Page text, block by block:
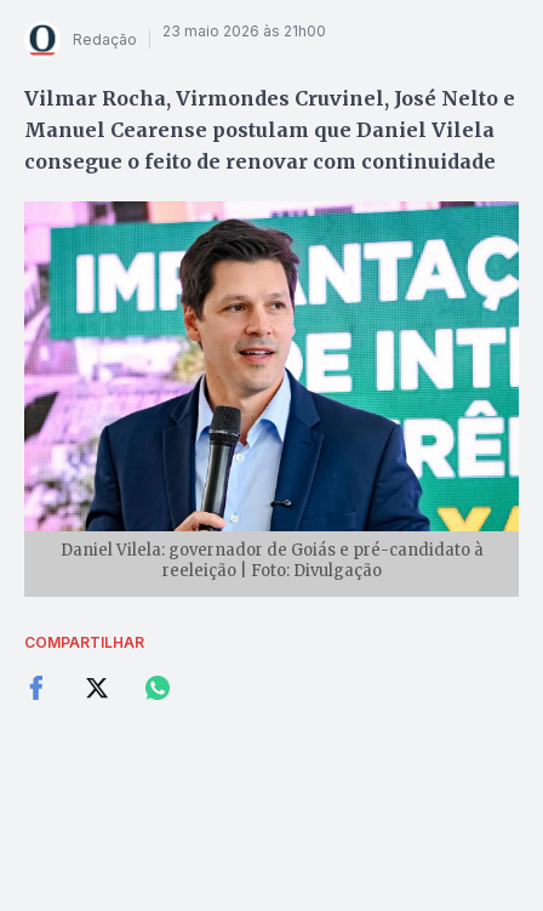
Redação 23 maio 2026 às 21h00
Vilmar Rocha, Virmondes Cruvinel, José Nelto e
Manuel Cearense postulam que Daniel Vilela
consegue o feito de renovar com continuidade
Daniel Vilela: governador de Goiás e pré-candidato à
reeleição | Foto: Divulgação
COMPARTILHAR